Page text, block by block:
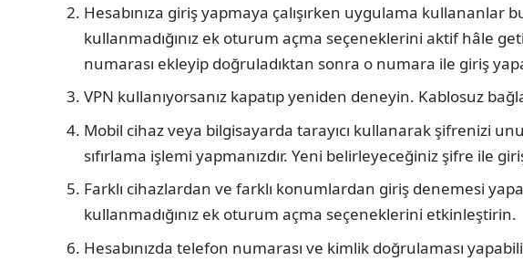
Hesabınıza giriş yapmaya çalışırken uygulama kullananlar
kullanmadığınız ek oturum açma seçeneklerini aktif hâle
numarası ekleyip doğruladıktan sonra o numara ile giriş
VPN kullanıyorsanız kapatıp yeniden deneyin. Kablosuz
Mobil cihaz veya bilgisayarda tarayıcı kullanarak şifrenizi
sıfırlama işlemi yapmanızdır. Yeni belirleyeceğiniz şifre ile
Farklı cihazlardan ve farklı konumlardan giriş denemesi
kullanmadığınız ek oturum açma seçeneklerini etkinleştirin.
Hesabınızda telefon numarası ve kimlik doğrulaması